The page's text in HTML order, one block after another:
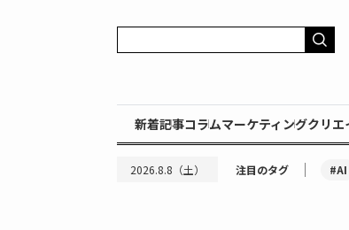
新着記事コラムマーケティングクリエ
2026.8.8（土） 注目のタグ ｜ #AI